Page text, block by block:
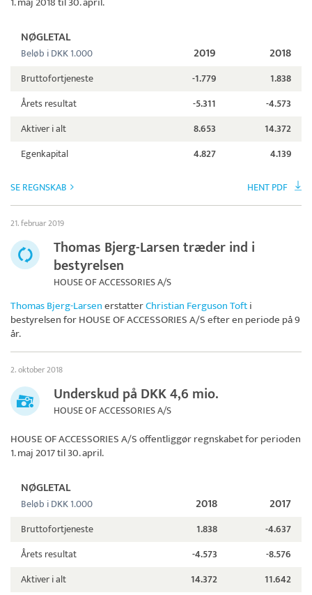
NØGLETAL
Beløb i DKK 1.000 2019 2018
Bruttofortjeneste -1.779
1.838
Årets resultat
-5.311
-4.573
Aktiver i alt
8.653
14.372
Egenkapital
4.827 4.139
SE REGNSKAB HENT PDF
21. februar 2019
Thomas Bjerg-Larsen træder ind i
bestyrelsen
HOUSE OF ACCESSORIES A/S
Thomas Bjerg-LarsenerstatterChristian Ferguson Tofti
bestyrelsen forHOUSE OF ACCESSORIES A/Sefter en periode på 9
år.
2. oktober 2018
Underskud på DKK 4,6 mio.
HOUSE OF ACCESSORIES A/S
HOUSE OF ACCESSORIES A/Soffentliggør regnskabet for perioden
1. maj 2017 til 30. april.
NØGLETAL
Beløb i DKK 1.000 2018 2017
Bruttofortjeneste 1.838
-4.637
Årets resultat
-4.573
-8.576
Aktiver i alt
14.372
11.642